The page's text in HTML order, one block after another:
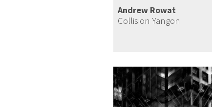
Andrew Rowat
Collision Yangon